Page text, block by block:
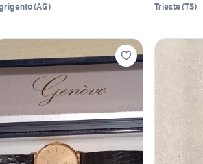
(AG) Trieste(TS)